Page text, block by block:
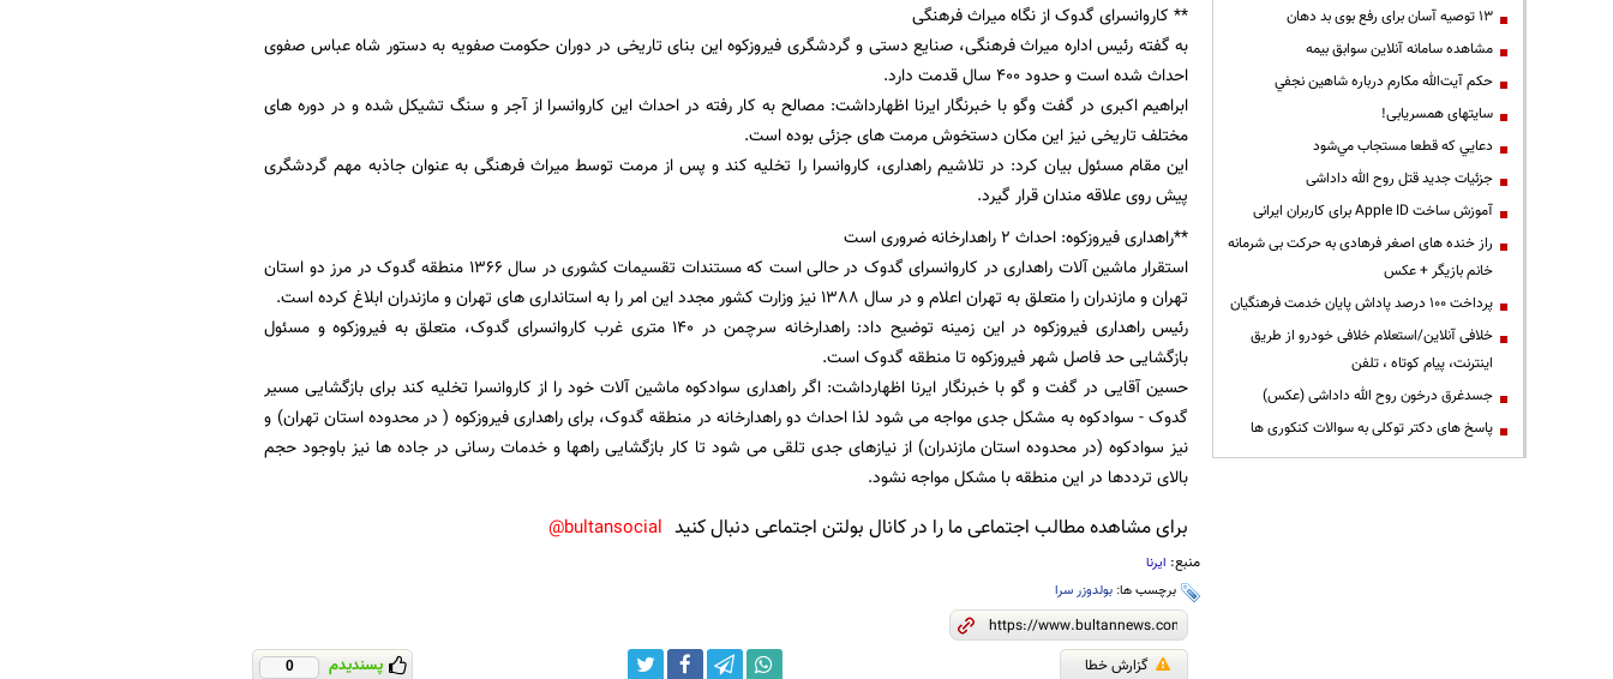
** کاروانسرای گدوک از نگاه میراث فرهنگی
به گفته رئیس اداره میراث فرهنگی، صنایع دستی و گردشگری فیروزکوه این بنای تاریخی در دوران حکومت صفویه به دستور شاه عباس صفوی
احداث شده است و حدود 400 سال قدمت دارد.
ابراهیم اکبری در گفت وگو با خبرنگار ایرنا اظهارداشت: مصالح به کار رفته در احداث این کاروانسرا از آجر و سنگ تشیکل شده و در دوره های
مختلف تاریخی نیز این مکان دستخوش مرمت های جزئی بوده است.
این مقام مسئول بیان کرد: در تلاشیم راهداری، کاروانسرا را تخلیه کند و پس از مرمت توسط میراث فرهنگی به عنوان جاذبه مهم گردشگری
پیش روی علاقه مندان قرار گیرد.
**راهداری فیروزکوه: احداث 2 راهدارخانه ضروری است
استقرار ماشین آلات راهداری در کاروانسرای گدوک در حالی است که مستندات تقسیمات کشوری در سال 1366 منطقه گدوک در مرز دو استان
تهران و مازندران را متعلق به تهران اعلام و در سال 1388 نیز وزارت کشور مجدد این امر را به استانداری های تهران و مازندران ابلاغ کرده است.
رئیس راهداری فیروزکوه در این زمینه توضیح داد: راهدارخانه سرچمن در 140 متری غرب کاروانسرای گدوک، متعلق به فیروزکوه و مسئول
بازگشایی حد فاصل شهر فیروزکوه تا منطقه گدوک است.
حسین آقایی در گفت و گو با خبرنگار ایرنا اظهارداشت: اگر راهداری سوادکوه ماشین آلات خود را از کاروانسرا تخلیه کند برای بازگشایی مسیر
گدوک - سوادکوه به مشکل جدی مواجه می شود لذا احداث دو راهدارخانه در منطقه گدوک، برای راهداری فیروزکوه ( در محدوده استان تهران) و
نیز سوادکوه (در محدوده استان مازندران) از نیازهای جدی تلقی می شود تا کار بازگشایی راهها و خدمات رسانی در جاده ها نیز باوجود حجم
بالای ترددها در این منطقه با مشکل مواجه نشود.
برای مشاهده مطالب اجتماعی ما را در کانال بولتن اجتماعی دنبال کنید bultansocial@
منبع: ایرنا
برچسب ها: بولدوزر سرا
گزارش خطا پسندیدم 0
13 توصیه آسان برای رفع بوی بد دهان
مشاهده سامانه آنلاين سوابق بیمه
حكم آيت‌الله مكارم درباره شاهين نجفي
سایتهای همسریابی!
دعايي كه قطعا مستجاب مي‌شود
جزئیات جدید قتل روح الله داداشی
آموزش ساخت Apple ID برای کاربران ایرانی
راز خنده های اصغر فرهادی به حرکت بی شرمانه
خانم بازیگر + عکس
پرداخت ۱۰۰ درصد پاداش پایان خدمت فرهنگیان
خلافی آنلاین/استعلام خلافی خودرو از طریق
اینترنت، پیام کوتاه ، تلفن
جسدغرق درخون روح الله داداشی (عکس)
پاسخ های دکتر توکلی به سوالات کنکوری ها